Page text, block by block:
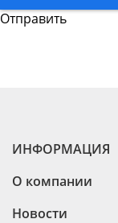
ИНФОРМАЦИЯ
О компании
Новости